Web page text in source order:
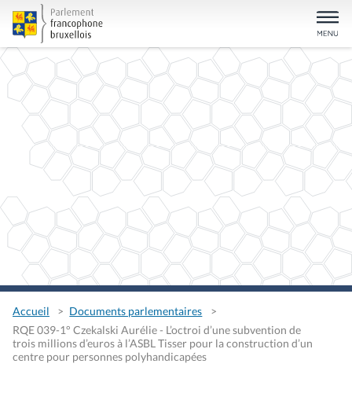
Accueil
Documents parlementaires
RQE 039-1° Czekalski Aurélie - L’octroi d’une subvention de
trois millions d’euros à l’ASBL Tisser pour la construction d’un
centre pour personnes polyhandicapées